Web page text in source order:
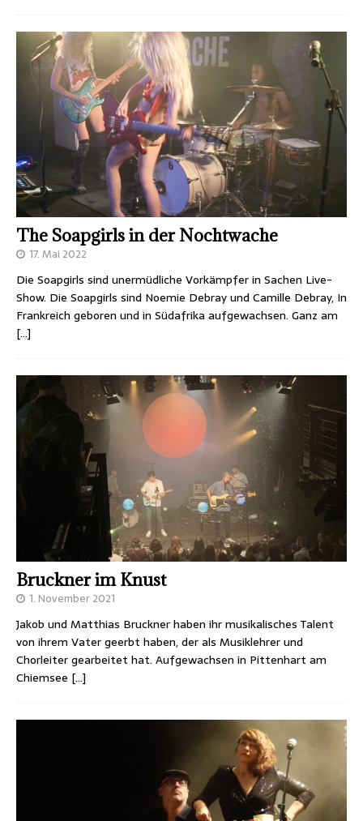
The Soapgirls in der Nochtwache
17. Mai 2022
Die Soapgirls sind unermüdliche Vorkämpfer in Sachen Live-
Show. Die Soapgirls sind Noemie Debray und Camille Debray, In
Frankreich geboren und in Südafrika aufgewachsen. Ganz am
[…]
Bruckner im Knust
1. November 2021
Jakob und Matthias Bruckner haben ihr musikalisches Talent
von ihrem Vater geerbt haben, der als Musiklehrer und
Chorleiter gearbeitet hat. Aufgewachsen in Pittenhart am
Chiemsee […]